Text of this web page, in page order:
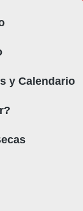
y Calendario